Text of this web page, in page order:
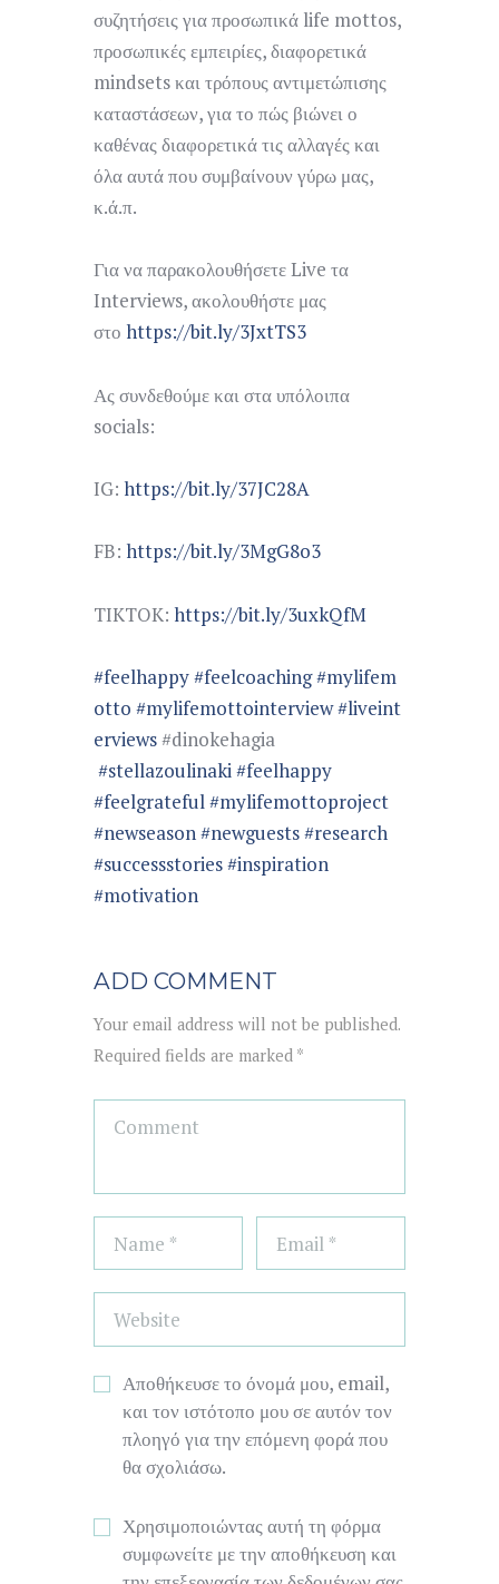
συζητήσεις για προσωπικά life mottos,
προσωπικές εμπειρίες, διαφορετικά
mindsets και τρόπους αντιμετώπισης
καταστάσεων, για το πώς βιώνει ο
καθένας διαφορετικά τις αλλαγές και
όλα αυτά που συμβαίνουν γύρω μας,
κ.ά.π.
Για να παρακολουθήσετε Live τα
Interviews, ακολουθήστε μας
στο https://bit.ly/3JxtTS3
Ας συνδεθούμε και στα υπόλοιπα
socials:
IG: https://bit.ly/37JC28A
FB: https://bit.ly/3MgG8o3
TIKTOK: https://bit.ly/3uxkQfM
#feelhappy#feelcoaching#mylifem
otto #mylifemottointerview#liveint
erviews#dinokehagia
#stellazoulinaki#feelhappy
#feelgrateful#mylifemottoproject
#newseason#newguests#research
#successstories#inspiration
#motivation
ADD COMMENT
Your email address will not be published.
Required fields are marked *
Αποθήκευσε το όνομά μου, email,
και τον ιστότοπο μου σε αυτόν τον
πλοηγό για την επόμενη φορά που
θα σχολιάσω.
Χρησιμοποιώντας αυτή τη φόρμα
συμφωνείτε με την αποθήκευση και